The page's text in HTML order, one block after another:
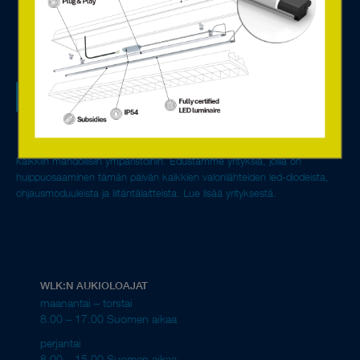
Olemme valaistuksen ohjaukseen erikoistunut perheyritys,
jolla on alalta yli 40 vuoden kokemus ja johtava markkina-
asema. Euroopan johtavien valmistajien kehittyneiden LED-
ratkaisujen ja digitaalisten komponenttien avulla toimitamme
kaikkiin mahdollisiin ympäristöihin. Edustamme yrityksiä, joilla on
huippuosaaminen tämän päivän kaikkien valonlähteiden led-diodeista,
ohjausmoduuleista ja liitäntälaitteista. Lue lisää yrityksestä.
WLK:N AUKIOLOAJAT
maanantai – torstai
8.00 – 17.00 Suomen aikaa
perjantai